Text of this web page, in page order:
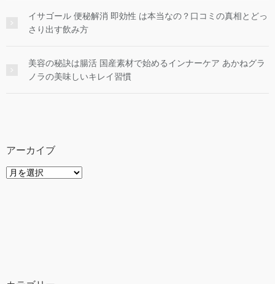
イサゴール 便秘解消 即効性 は本当なの？口コミの真相とどっ
さり出す飲み方
美容の秘訣は腸活 国産素材で始めるインナーケア あかねグラ
ノラの美味しいキレイ習慣
アーカイブ
ア